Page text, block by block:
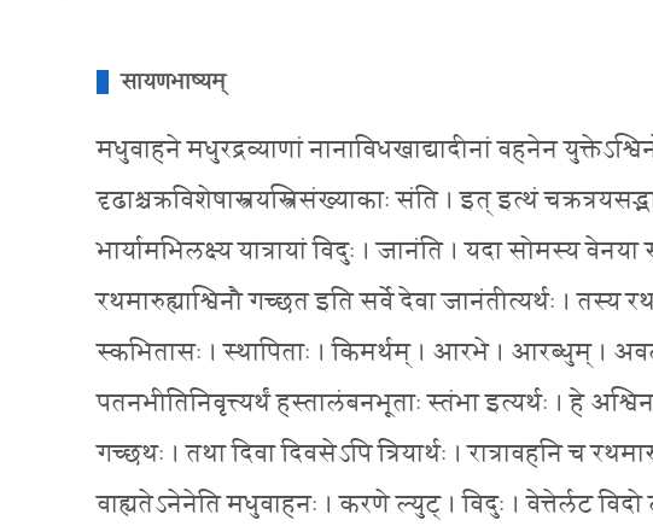
सायणभाष्यम्
मधुवाहने मधुरद्रव्याणां नानाविधखाद्यादीनां वहनेन
दृढाश्चक्रविशेषास्त्रयस्त्रिसंख्याकाः संति । इत् इत्थं
भार्यामभिलक्ष्य यात्रायां विदुः । जानंति । यदा सोमस्य
रथमारुह्याश्विनौ गच्छत इति सर्वे देवा जानंतीत्यर्थः । तस्य
स्कभितासः । स्थापिताः । किमर्थम् । आरभे । आरब्धुम् ।
पतनभीतिनिवृत्त्यर्थं हस्तालंबनभूताः स्तंभा इत्यर्थः । हे
गच्छथः । तथा दिवा दिवसेऽपि त्रियार्थः । रात्रावहनि च
वाह्यतेऽनेनेति मधुवाहनः । करणे ल्युट् । विदुः । वेत्तेर्लट